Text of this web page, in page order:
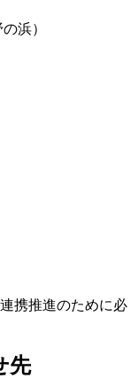
浜）
携推進のために必
先